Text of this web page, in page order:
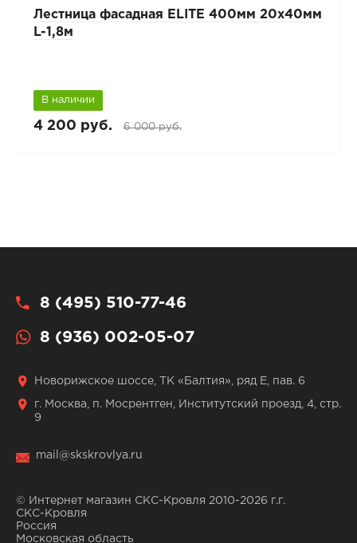
Лестница фасадная ELITE 400мм 20х40мм
L-1,8м
В наличии
4 200 руб. 6 000 руб.
8 (495) 510-77-46
8 (936) 002-05-07
Новорижское шоссе, ТК «Балтия», ряд Е, пав. 6
г. Москва, п. Мосрентген, Институтский проезд, 4, стр.
9
mail@skskrovlya.ru
© Интернет магазин СКС-Кровля 2010-2026 г.г.
СКС-Кровля
Россия
Московская область